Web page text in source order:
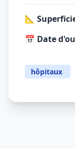
📐
📅 Date
hôpitaux